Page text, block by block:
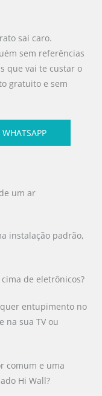
sai caro.
sem referências
que vai te custar o
gratuito e sem
um ar
instalação padrão,
de eletrônicos?
entupimento no
na sua TV ou
comum e uma
Hi Wall?